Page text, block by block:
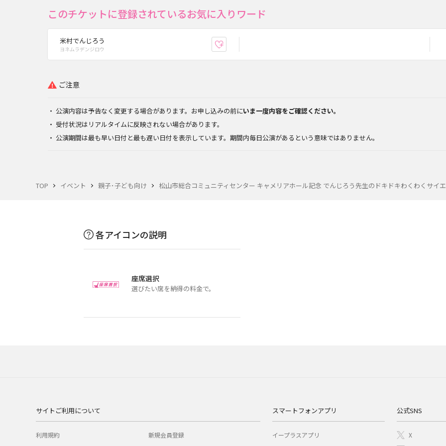
TOP イベント 親子･子ども向け 松山市総合コミュニティセンター キャメリアホール記念 でんじろう先生のドキドキわくわくサイ
このチケットに登録されているお気に入りワード
米村でんじろう
ヨネムラデンジロウ
ご注意
公演内容は予告なく変更する場合があります。お申し込みの前にいま一度内容をご確認ください。
受付状況はリアルタイムに反映されない場合があります。
公演期間は最も早い日付と最も遅い日付を表示しています。期間内毎日公演があるという意味ではありません。
各アイコンの説明
座席選択
選びたい席を納得の料金で。
サイトご利用について
利用規約
新規会員登録
スマートフォンアプリ
イープラスアプリ
公式SNS
X